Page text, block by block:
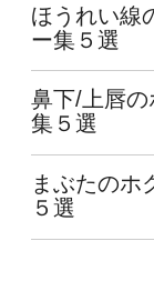
ほうれい線
ー集５選
鼻下/上唇
集５選
まぶたのホ
５選